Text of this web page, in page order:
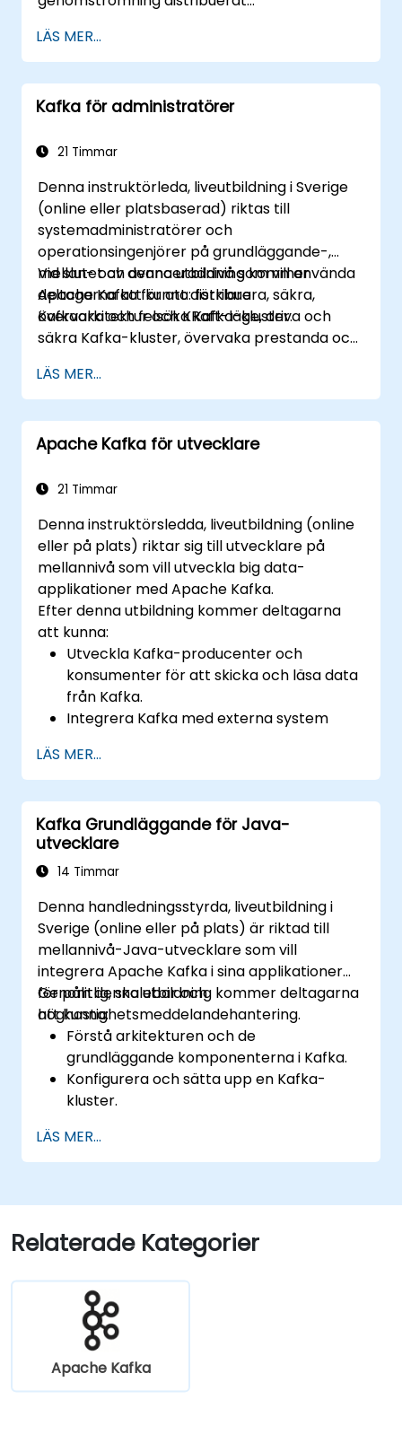
specifika krav (t.ex. endast
systemadministrationssida) kan denna kurs
anpassas för att bättre passa dina behov.
LÄS MER...
Kafka för administratörer
21 Timmar
Denna instruktörleda, liveutbildning i Sverige
(online eller platsbaserad) riktas till
systemadministratörer och
operationsingenjörer på grundläggande-,
mellan- och avanceradnivå som vill använda
Apache Kafka för att distribuera, säkra,
övervaka och felsöka Kafka-kluster.
Vid slutet av denna utbildning kommer
deltagarna att kunna: förklara
Kafkaarkitektur och KRaft-läge, driva och
säkra Kafka-kluster, övervaka prestanda och
produktionsspecifika problem.
LÄS MER...
Apache Kafka för utvecklare
21 Timmar
Denna instruktörsledda, liveutbildning (online
eller på plats) riktar sig till utvecklare på
mellannivå som vill utveckla big data-
applikationer med Apache Kafka.
Efter denna utbildning kommer deltagarna
att kunna:
Utveckla Kafka-producenter och
konsumenter för att skicka och läsa data
från Kafka.
Integrera Kafka med externa system
Skriva strömmande applikationer med
Kafka Streams & ksqlDB.
Integrera en Kafka-klientapplikation med
Confluent Cloud för molnbaserade
Kafka-distributioner.
Få praktisk erfarenhet genom övningar
LÄS MER...
Kafka Grundläggande för Java-
utvecklare
14 Timmar
Denna handledningsstyrda, liveutbildning i
Sverige (online eller på plats) är riktad till
mellannivå-Java-utvecklare som vill
integrera Apache Kafka i sina applikationer
för pålitlig, skalebar och
höghastighetsmeddelandehantering.
Genom denna utbildning kommer deltagarna
att kunna:
Förstå arkitekturen och de
grundläggande komponenterna i Kafka.
Konfigurera och sätta upp en Kafka-
kluster.
Java.
Implementera Kafka Streams för
Säkerställa feltolerans och skalbarhet i
Kafka-applikationer.
LÄS MER...
Relaterade Kategorier
Apache Kafka